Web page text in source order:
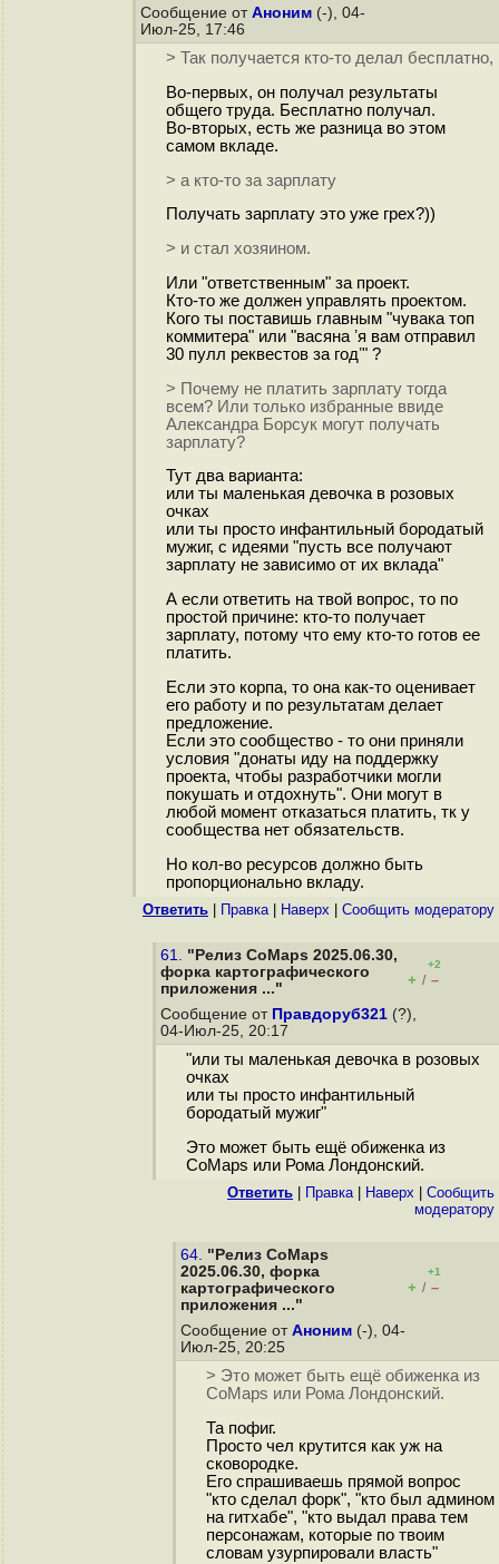
Сообщение от Аноним (-), 04-
Июл-25, 17:46
> Так получается кто-то делал бесплатно,
Во-первых, он получал результаты
общего труда. Бесплатно получал.
Во-вторых, есть же разница во этом
самом вкладе.
> а кто-то за зарплату
Получать зарплату это уже грех?))
> и стал хозяином.
Или "ответственным" за проект.
Кто-то же должен управлять проектом.
Кого ты поставишь главным "чувака топ
коммитера" или "васяна ʼя вам отправил
30 пулл реквестов за годʼ" ?
> Почему не платить зарплату тогда
всем? Или только избранные ввиде
Александра Борсук могут получать
зарплату?
Тут два варианта:
или ты маленькая девочка в розовых
очках
или ты просто инфантильный бородатый
мужиг, с идеями "пусть все получают
зарплату не зависимо от их вклада"
А если ответить на твой вопрос, то по
простой причине: кто-то получает
зарплату, потому что ему кто-то готов ее
платить.
Если это корпа, то она как-то оценивает
его работу и по результатам делает
предложение.
Если это сообщество - то они приняли
условия "донаты иду на поддержку
проекта, чтобы разработчики могли
покушать и отдохнуть". Они могут в
любой момент отказаться платить, тк у
сообщества нет обязательств.
Но кол-во ресурсов должно быть
пропорционально вкладу.
Ответить Правка| Наверх Cообщить модератору
61. "Релиз CoMaps 2025.06.30,
форка картографического
приложения ..."
+2
+ / –
Сообщение от Правдоруб321 (?),
04-Июл-25, 20:17
"или ты маленькая девочка в розовых
очках
или ты просто инфантильный
бородатый мужиг"
Это может быть ещё обиженка из
CoMaps или Рома Лондонский.
Ответить Правка| Наверх
Cообщить
модератору
64. "Релиз CoMaps
2025.06.30, форка
картографического
приложения ..."
+1
+ / –
Сообщение от Аноним (-), 04-
Июл-25, 20:25
> Это может быть ещё обиженка из
CoMaps или Рома Лондонский.
Та пофиг.
Просто чел крутится как уж на
сковородке.
Его спрашиваешь прямой вопрос
"кто сделал форк", "кто был админом
на гитхабе", "кто выдал права тем
персонажам, которые по твоим
словам узурпировали власть"